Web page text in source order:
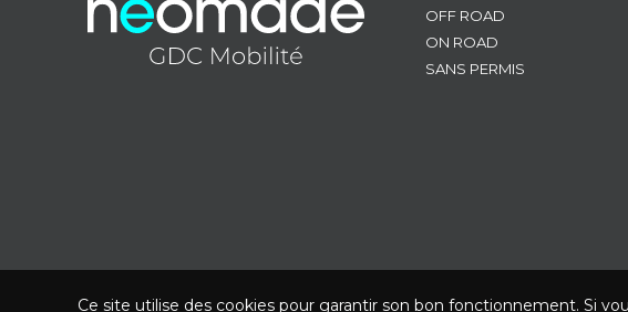
OFF ROAD
ON ROAD
SANS PERMIS
Ce site utilise des cookies pour garantir son bon fonctionnement. Si